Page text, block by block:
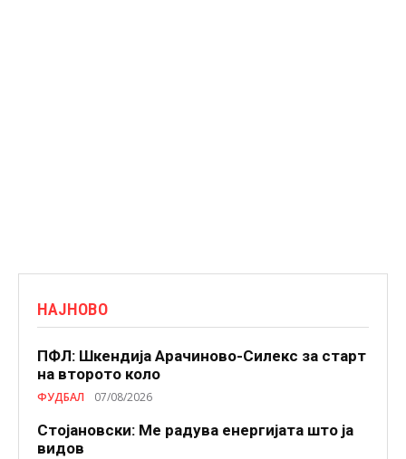
НАЈНОВО
ПФЛ: Шкендија Арачиново-Силекс за старт
на второто коло
ФУДБАЛ 07/08/2026
Стојановски: Ме радува енергијата што ја
видов